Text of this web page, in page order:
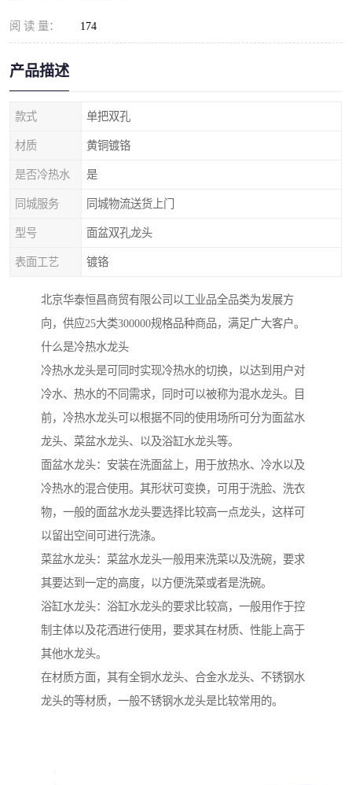
阅 读 量： 174
产品描述
款式 单把双孔
材质 黄铜镀铬
是否冷热水 是
同城服务 同城物流送货上门
型号 面盆双孔龙头
表面工艺 镀铬
北京华泰恒昌商贸有限公司以工业品全品类为发展方
向，供应25大类300000规格品种商品，满足广大客户。
什么是冷热水龙头
冷热水龙头是可同时实现冷热水的切换，以达到用户对
冷水、热水的不同需求，同时可以被称为混水龙头。目
前，冷热水龙头可以根据不同的使用场所可分为面盆水
龙头、菜盆水龙头、以及浴缸水龙头等。
面盆水龙头：安装在洗面盆上，用于放热水、冷水以及
冷热水的混合使用。其形状可变换，可用于洗脸、洗衣
物，一般的面盆水龙头要选择比较高一点龙头，这样可
以留出空间可进行洗涤。
菜盆水龙头：菜盆水龙头一般用来洗菜以及洗碗，要求
其要达到一定的高度，以方便洗菜或者是洗碗。
浴缸水龙头：浴缸水龙头的要求比较高，一般用作于控
制主体以及花洒进行使用，要求其在材质、性能上高于
其他水龙头。
在材质方面，其有全铜水龙头、合金水龙头、不锈钢水
龙头的等材质，一般不锈钢水龙头是比较常用的。